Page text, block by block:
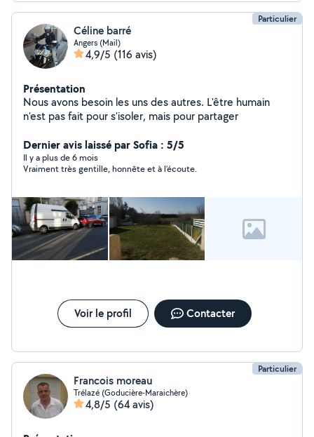
Particulier
Céline barré
Angers (Mail)
4,9/5 (116 avis)
Présentation
Nous avons besoin les uns des autres. L'être humain
n'est pas fait pour s'isoler, mais pour partager
Dernier avis laissé par Sofia : 5/5
Il y a plus de 6 mois
Vraiment très gentille, honnête et à l’écoute.
Voir le profil Contacter
Particulier
Francois moreau
Trélazé (Goducière-Maraichère)
4,8/5 (64 avis)